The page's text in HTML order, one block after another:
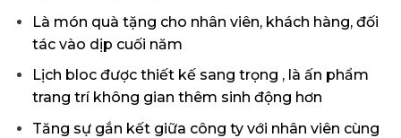
Là món quà tặng cho nhân viên, khách hàng, đối
tác vào dịp cuối năm
Lịch bloc được thiết kế sang trọng , là ấn phẩm
trang trí không gian thêm sinh động hơn
Tăng sự gắn kết giữa công ty với nhân viên cùng